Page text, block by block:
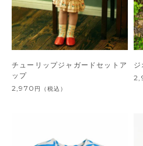
チューリップジャガードセットア
ップ
2,970 円 （税込）